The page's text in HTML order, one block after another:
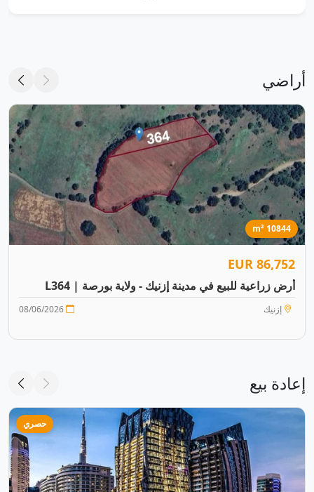
أراضي
10844 m²
86,752 EUR
أرض زراعية للبيع في مدينة إزنيك - ولاية بورصة | L364
إزنيك
إعادة بيع
حصري